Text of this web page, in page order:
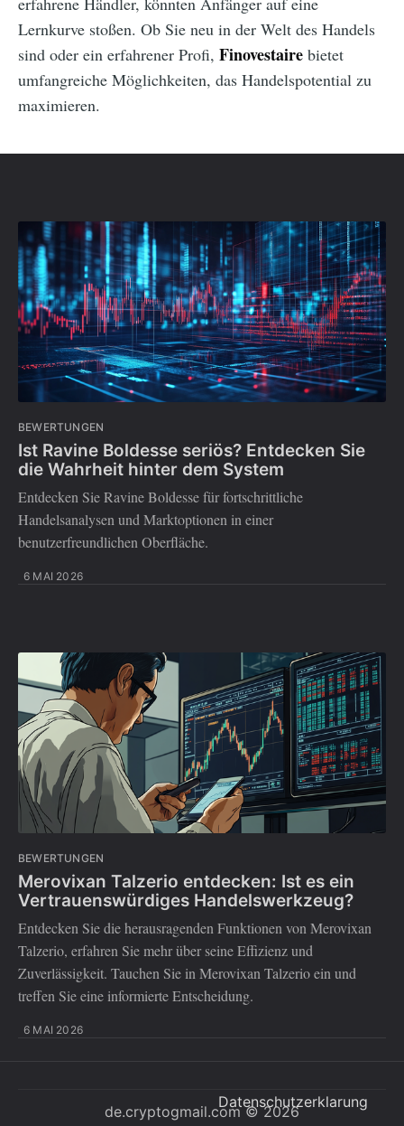
Lernkurve stoßen. Ob Sie neu in der Welt des Handels
sind oder ein erfahrener Profi, Finovestaire bietet
umfangreiche Möglichkeiten, das Handelspotential zu
maximieren.
BEWERTUNGEN
Ist Ravine Boldesse seriös? Entdecken Sie
die Wahrheit hinter dem System
Entdecken Sie Ravine Boldesse für fortschrittliche
Handelsanalysen und Marktoptionen in einer
benutzerfreundlichen Oberfläche.
6 MAI 2026
BEWERTUNGEN
Merovixan Talzerio entdecken: Ist es ein
Vertrauenswürdiges Handelswerkzeug?
Entdecken Sie die herausragenden Funktionen von Merovixan
Talzerio, erfahren Sie mehr über seine Effizienz und
Zuverlässigkeit. Tauchen Sie in Merovixan Talzerio ein und
treffen Sie eine informierte Entscheidung.
6 MAI 2026
Datenschutzerklarung
de.cryptogmail.com© 2026